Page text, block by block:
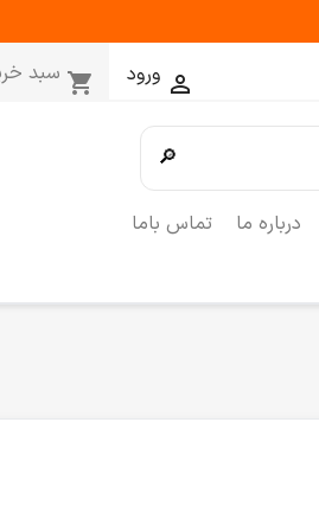
 ورود shopping_cart سبد
🔎
درباره ما تماس باما